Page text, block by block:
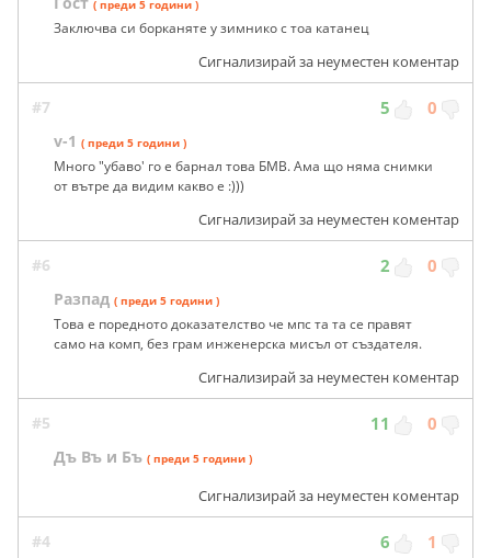
( преди 5 години )
Заключва си борканяте у зимнико с тоа катанец
Сигнализирай за неуместен коментар
#7 5 0
v-1 ( преди 5 години )
Много "убаво' го е барнал това БМВ. Ама що няма снимки
от вътре да видим какво е :)))
Сигнализирай за неуместен коментар
#6 2 0
Разпад ( преди 5 години )
Това е поредното доказателство че мпс та та се правят
само на комп, без грам инженерска мисъл от създателя.
Сигнализирай за неуместен коментар
#5 11 0
Дъ Въ и Бъ ( преди 5 години )
Сигнализирай за неуместен коментар
#4 6 1